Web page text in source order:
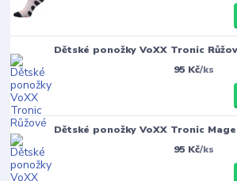
Dětské ponožky VoXX Tronic
95 Kč/ks
Dětské ponožky VoXX Tronic
95 Kč/ks